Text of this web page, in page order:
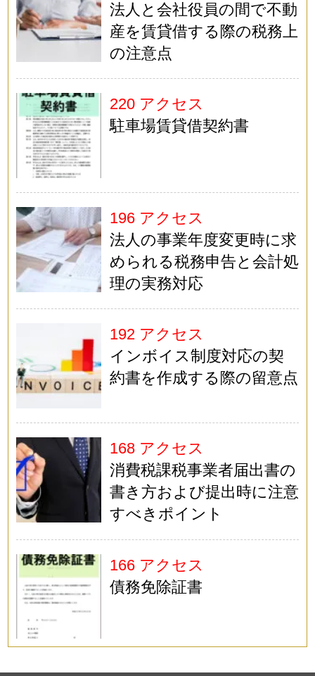
法人と会社役員の間で不動
産を賃貸借する際の税務上
の注意点
220 アクセス
駐車場賃貸借契約書
196 アクセス
法人の事業年度変更時に求
められる税務申告と会計処
理の実務対応
192 アクセス
インボイス制度対応の契
約書を作成する際の留意点
168 アクセス
消費税課税事業者届出書の
書き方および提出時に注意
すべきポイント
166 アクセス
債務免除証書